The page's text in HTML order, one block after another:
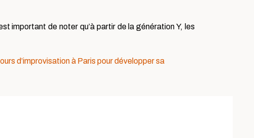
important de noter qu’à partir de la génération Y, les
d’improvisation à Paris pour développer sa